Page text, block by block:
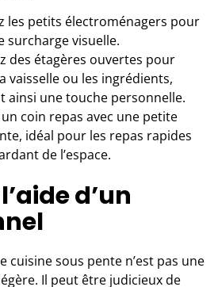
les petits électroménagers pour
surcharge visuelle.
des étagères ouvertes pour
vaisselle ou les ingrédients,
ainsi une touche personnelle.
un coin repas avec une petite
idéal pour les repas rapides
de l’espace.
d’un
cuisine sous pente n’est pas une
Il peut être judicieux de